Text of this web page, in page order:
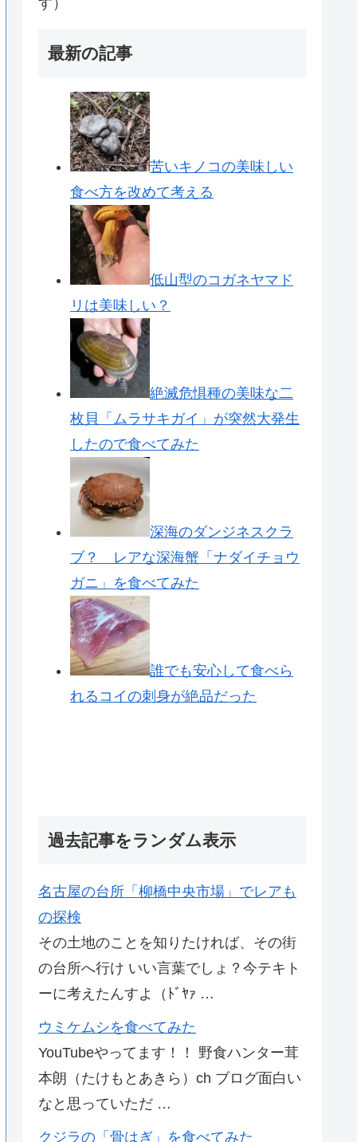
す）
最新の記事
苦いキノコの美味しい
食べ方を改めて考える
低山型のコガネヤマド
リは美味しい？
絶滅危惧種の美味な二
枚貝「ムラサキガイ」が突然大発生
したので食べてみた
深海のダンジネスクラ
ブ？ レアな深海蟹「ナダイチョウ
ガニ」を食べてみた
誰でも安心して食べら
れるコイの刺身が絶品だった
過去記事をランダム表示
名古屋の台所「柳橋中央市場」でレアも
の探検
その土地のことを知りたければ、その街
の台所へ行け いい言葉でしょ？今テキト
ーに考えたんすよ（ﾄﾞﾔｧ …
ウミケムシを食べてみた
YouTubeやってます！！ 野食ハンター茸
本朗（たけもとあきら）ch ブログ面白い
なと思っていただ …
クジラの「骨はぎ」を食べてみた